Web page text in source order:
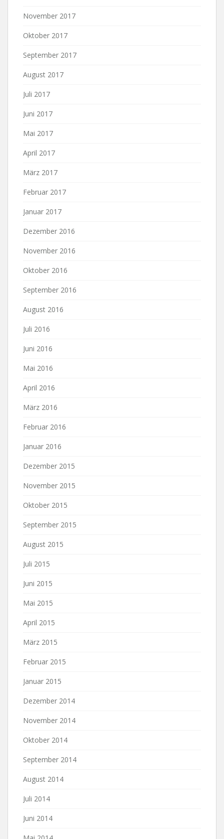
November 2017
Oktober 2017
September 2017
August 2017
Juli 2017
Juni 2017
Mai 2017
April 2017
März 2017
Februar 2017
Januar 2017
Dezember 2016
November 2016
Oktober 2016
September 2016
August 2016
Juli 2016
Juni 2016
Mai 2016
April 2016
März 2016
Februar 2016
Januar 2016
Dezember 2015
November 2015
Oktober 2015
September 2015
August 2015
Juli 2015
Juni 2015
Mai 2015
April 2015
März 2015
Februar 2015
Januar 2015
Dezember 2014
November 2014
Oktober 2014
September 2014
August 2014
Juli 2014
Juni 2014